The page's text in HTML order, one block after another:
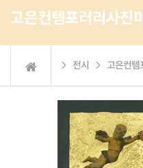
고은컨템포러리사진
 전시  고은컨템